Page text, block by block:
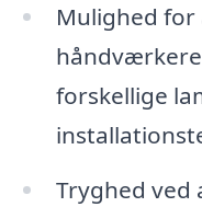
Mulighed for
forskellige
Tryghed